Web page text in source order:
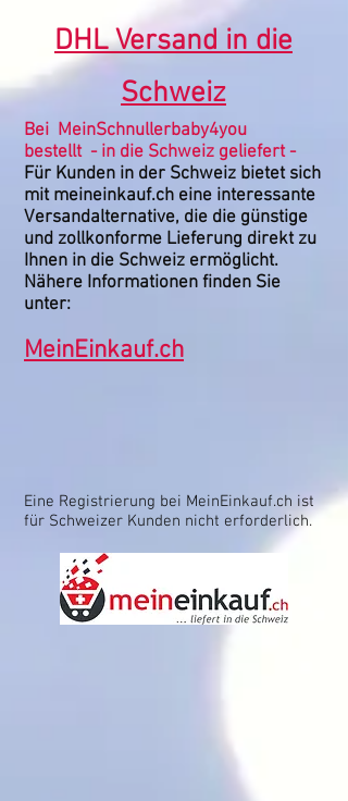
DHL Versand in die
Schweiz
Bei MeinSchnullerbaby4you
bestellt - in die Schweiz geliefert -
Für Kunden in der Schweiz bietet sich
mit meineinkauf.ch eine interessante
Versandalternative, die die günstige
und zollkonforme Lieferung direkt zu
Ihnen in die Schweiz ermöglicht.
Nähere Informationen finden Sie
unter:
MeinEinkauf.ch
Eine Registrierung bei MeinEinkauf.ch ist
für Schweizer Kunden nicht erforderlich.